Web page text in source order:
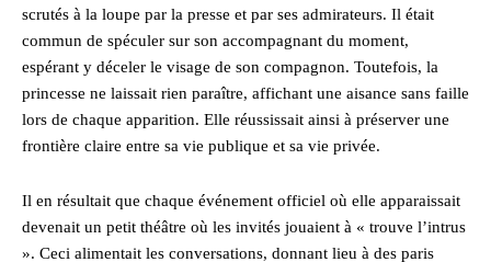
scrutés à la loupe par la presse et par ses admirateurs. Il était
commun de spéculer sur son accompagnant du moment,
espérant y déceler le visage de son compagnon. Toutefois, la
princesse ne laissait rien paraître, affichant une aisance sans faille
lors de chaque apparition. Elle réussissait ainsi à préserver une
frontière claire entre sa vie publique et sa vie privée.
Il en résultait que chaque événement officiel où elle apparaissait
devenait un petit théâtre où les invités jouaient à « trouve l’intrus
». Ceci alimentait les conversations, donnant lieu à des paris